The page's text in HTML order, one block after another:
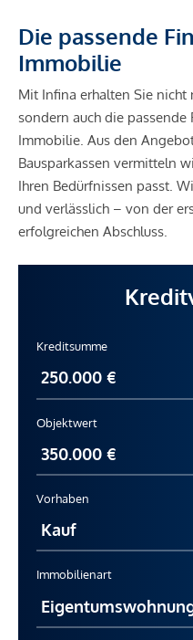
Die passende
Immobilie
Mit Infina erhalten Sie nicht
sondern auch die
Immobilie. Aus den
Bausparkassen vermitteln
Ihren Bedürfnissen passt.
und verlässlich – von der
erfolgreichen Abschluss.
Kreditsumme
Objektwert
Vorhaben
Immobilienart